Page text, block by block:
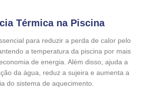
Térmica na Piscina
para reduzir a perda de calor pelo
a temperatura da piscina por mais
de energia. Além disso, ajuda a
da água, reduz a sujeira e aumenta a
do sistema de aquecimento.